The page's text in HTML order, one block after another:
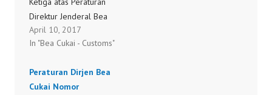
Direktur Jenderal Bea
dan Cukai Nomor PER-
16/BC/2016 tentang
Pengeluaran Barang
Impor Untuk Dipakai
April 10, 2017
In "Bea Cukai - Customs"
Peraturan Dirjen Bea
Cukai Nomor